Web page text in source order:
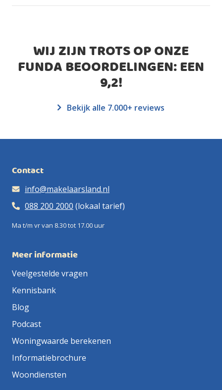
WIJ ZIJN TROTS OP ONZE
FUNDA BEOORDELINGEN: EEN
9,2!
Bekijk alle 7.000+ reviews
Contact
info@makelaarsland.nl
088 200 2000 (lokaal tarief)
Ma t/m vr van 8.30 tot 17.00 uur
Meer informatie
Veelgestelde vragen
Kennisbank
Blog
Podcast
Woningwaarde berekenen
Informatiebrochure
Woondiensten